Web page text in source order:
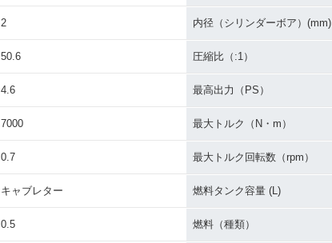
2 内径（シリンダーボア）(mm)
50.6 圧縮比（:1）
4.6 最高出力（PS）
7000 最大トルク（N・m）
0.7 最大トルク回転数（rpm）
キャブレター 燃料タンク容量 (L)
0.5 燃料（種類）